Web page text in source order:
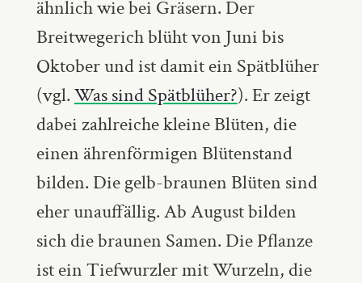
ähnlich wie bei Gräsern. Der
Breitwegerich blüht von Juni bis
Oktober und ist damit ein Spätblüher
(vgl.Was sind Spätblüher?). Er zeigt
dabei zahlreiche kleine Blüten, die
einen ährenförmigen Blütenstand
bilden. Die gelb-braunen Blüten sind
eher unauffällig. Ab August bilden
sich die braunen Samen. Die Pflanze
ist ein Tiefwurzler mit Wurzeln, die